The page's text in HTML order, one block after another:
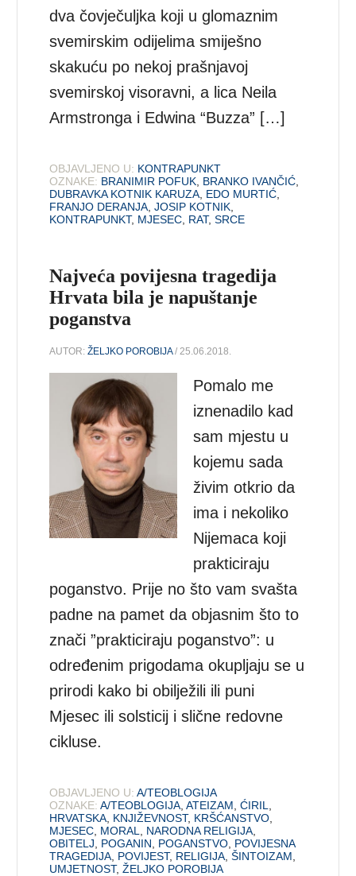
dva čovječuljka koji u glomaznim
svemirskim odijelima smiješno
skakuću po nekoj prašnjavoj
svemirskoj visoravni, a lica Neila
Armstronga i Edwina “Buzza” […]
OBJAVLJENO U: KONTRAPUNKT
OZNAKE: BRANIMIR POFUK BRANKO IVANČIĆ
DUBRAVKA KOTNIK KARUZA EDO MURTIĆ
FRANJO DERANJA ,JOSIP KOTNIK
KONTRAPUNKT, MJESEC RAT,SRCE
Najveća povijesna tragedija
Hrvata bila je napuštanje
poganstva
AUTOR:ŽELJKO POROBIJA/ 25.06.2018.
Pomalo me
iznenadilo kad
sam mjestu u
kojemu sada
živim otkrio da
ima i nekoliko
Nijemaca koji
prakticiraju
poganstvo. Prije no što vam svašta
padne na pamet da objasnim što to
znači ”prakticiraju poganstvo”: u
određenim prigodama okupljaju se u
prirodi kako bi obilježili ili puni
Mjesec ili solsticij i slične redovne
cikluse.
OBJAVLJENO U: A/TEOBLOGIJA
OZNAKE: A/TEOBLOGIJA ,ATEIZAM ,ĆIRIL
HRVATSKA KNJIŽEVNOST, KRŠĆANSTVO
MJESEC MORAL NARODNA RELIGIJA
OBITELJ
POGANIN POGANSTVO POVIJESNA
TRAGEDIJA POVIJEST, RELIGIJA ,ŠINTOIZAM
UMJETNOST,ŽELJKO POROBIJA